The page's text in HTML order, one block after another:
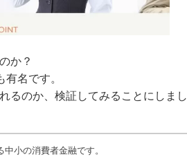
か？
名です。
るのか、検証してみることにしまし
小の消費者金融です。